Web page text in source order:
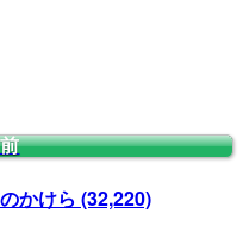
かけら (32,220)